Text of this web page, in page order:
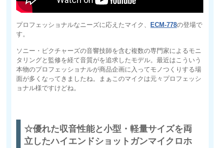
プロフェッショナルなニーズに応えたマイク、 ECM-778の登場で
す。
ソニー・ピクチャーズの音響技師を含む複数の専門家によるモニ
タリングと監修を経て音質がを追求したモデル。最近はこういう
本物のプロフェッショナルが商品企画に入ってモノつくりする場
面が多くなってきましたね。まぁこのマイクは元々プロフェッシ
ョナル様ですけどね。
☆優れた収音性能と小型・軽量サイズを両
立したハイエンドショットガンマイクロホ